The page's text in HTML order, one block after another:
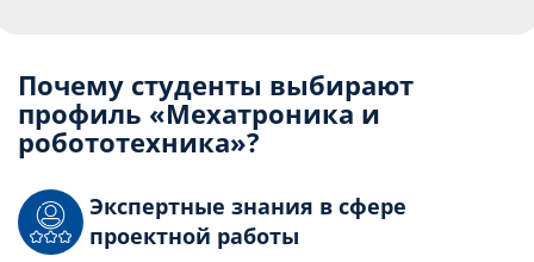
Почему студенты выбирают
профиль «Мехатроника и
робототехника»?
Экспертные знания в сфере
проектной работы